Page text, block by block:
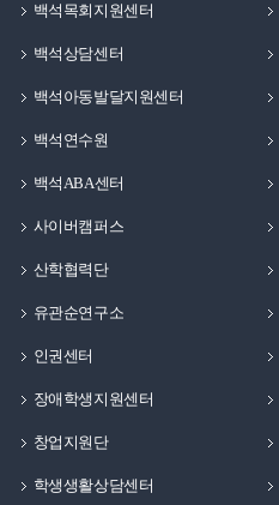
백석목회지원센터
백석상담센터
백석아동발달지원센터
백석연수원
백석ABA센터
사이버캠퍼스
산학협력단
유관순연구소
인권센터
장애학생지원센터
창업지원단
학생생활상담센터